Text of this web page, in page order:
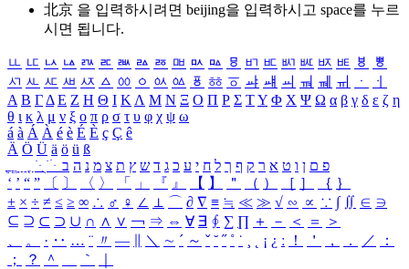
北京 을 입력하시려면 beijing을 입력하시고 space를 누르
시면 됩니다.
ㅥ ㅦ ㅧ ㅨ ㅩ ㅪ ㅫ ㅬ ㅭ ㅮ ㅯ ㅰ ㅱ ㅲ ㅳ ㅴ ㅵ ㅶ ㅷ ㅸ
ㅹ
ㅺ ㅻ ㅼ ㅽ ㅾ ㅿ ㆀ ㆁ ㆂ ㆃ ㆄ ㆅ ㆆ ㆇ ㆈ ㆉ ㆊ ㆋ ㆌ ㆍ
ㆎ
Α Β ΓΔ Ε Ζ Η Θ Ι ΚΛ Μ Ν Ξ Ο Π Ρ Σ ΤΥ Φ Χ Ψ Ω α β γ δ ε ζ η
θ ι κ λ μ ν ξ ο π ρ σ τ υ φ χ ψ ω
á à Á À é è É È ç Ç ê
Ä Ö Ü ä ö ü ß
ִֶֹ ֻּ ׁׂ פ ם ן ו ט א ר ק ף ך ל ח י ע כ ג ד ש ץ ת צ מ נ ה ב
‘ ’ “ ” 〔 〕 〈 〉 「 」 『 』 【 】 ＂ （ ） ［ ］ ｛ ｝
± × ÷ ≠ ≤ ≥ ∞ ∴ ♂ ♀ ∠ ⊥ ⌒ ∂ ∇ ≡ ≒ ≪ ≫ √ ∽ ∝ ∵ ∫ ∬ ∈ ∋
⊆ ⊇ ⊂ ⊃ ∪ ∩ ∧ ∨ ￢ ⇒ ⇔ ∀ ∃ ∮ ∑ ∏ ＋ － ＜ ＝
＞
、
。 · ‥ … ¨ 〃 ― ＼ ∼ ´ ～ ˇ ˘ ˝ ˚ ˙ ¸ ¡ ¿ ː ！ ＇ ， ． ／
：
；
？ ＾ ｀